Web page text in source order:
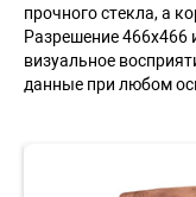
прочного стекла, а
Разрешение 466x466
визуальное
данные при любом